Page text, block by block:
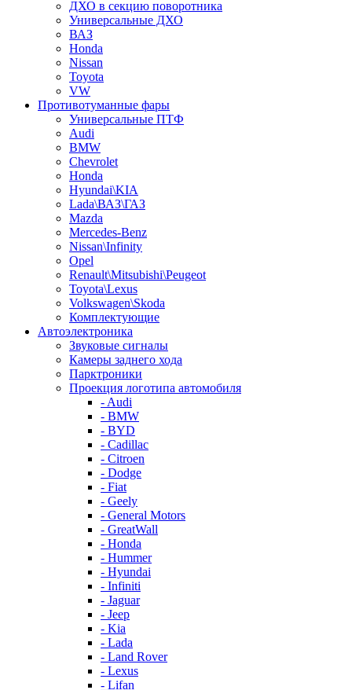
ДХО в секцию поворотника
Универсальные ДХО
ВАЗ
Honda
Nissan
Toyota
VW
Противотуманные фары
Универсальные ПТФ
Audi
BMW
Chevrolet
Honda
Hyundai\KIA
Lada\ВАЗ\ГАЗ
Mazda
Mercedes-Benz
Nissan\Infinity
Opel
Renault\Mitsubishi\Peugeot
Toyota\Lexus
Volkswagen\Skoda
Комплектующие
Автоэлектроника
Звуковые сигналы
Камеры заднего хода
Парктроники
Проекция логотипа автомобиля
- Audi
- BMW
- BYD
- Cadillac
- Citroen
- Dodge
- Fiat
- Geely
- General Motors
- GreatWall
- Honda
- Hummer
- Hyundai
- Infiniti
- Jaguar
- Jeep
- Kia
- Lada
- Land Rover
- Lexus
- Lifan